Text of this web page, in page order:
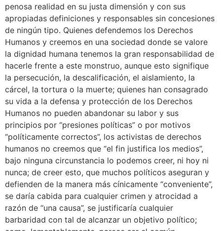
penosa realidad en su justa dimensión y con sus
apropiadas definiciones y responsables sin concesiones
de ningún tipo. Quienes defendemos los Derechos
Humanos y creemos en una sociedad donde se valore
la dignidad humana tenemos la gran responsabilidad de
hacerle frente a este monstruo, aunque esto signifique
la persecución, la descalificación, el aislamiento, la
cárcel, la tortura o la muerte; quienes han consagrado
su vida a la defensa y protección de los Derechos
Humanos no pueden abandonar su labor y sus
principios por “presiones políticas” o por motivos
“políticamente correctos”, los activistas de derechos
humanos no creemos que “el fin justifica los medios”,
bajo ninguna circunstancia lo podemos creer, ni hoy ni
nunca; de creer esto, que muchos políticos aseguran y
defienden de la manera más cínicamente “conveniente”,
se daría cabida para cualquier crimen y atrocidad a
razón de “una causa”, se justificaría cualquier
barbaridad con tal de alcanzar un objetivo político;